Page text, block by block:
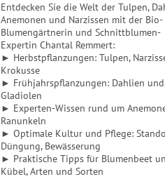
Entdecken Sie die Welt der Tulpen,
Anemonen und Narzissen mit der Bio-
Blumengärtnerin und Schnittblumen-
Expertin Chantal Remmert:
► Herbstpflanzungen: Tulpen,
Krokusse
► Frühjahrspflanzungen: Dahlien und
Gladiolen
► Experten-Wissen rund um
Ranunkeln
► Optimale Kultur und Pflege:
Düngung, Bewässerung
► Praktische Tipps für Blumenbeet
Kübel, Arten und Sorten